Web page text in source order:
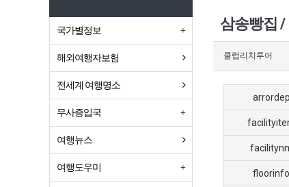
삼송빵집
클럽리치투어
arrordep
floorinfo
국가별정보
해외여행자보험
전세계 여행명소
무사증입국
여행뉴스
여행도우미